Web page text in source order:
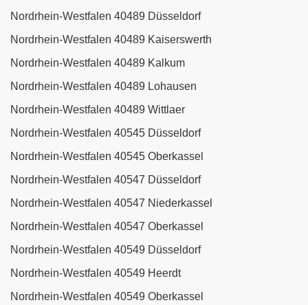
Nordrhein-Westfalen 40489 Düsseldorf
Nordrhein-Westfalen 40489 Kaiserswerth
Nordrhein-Westfalen 40489 Kalkum
Nordrhein-Westfalen 40489 Lohausen
Nordrhein-Westfalen 40489 Wittlaer
Nordrhein-Westfalen 40545 Düsseldorf
Nordrhein-Westfalen 40545 Oberkassel
Nordrhein-Westfalen 40547 Düsseldorf
Nordrhein-Westfalen 40547 Niederkassel
Nordrhein-Westfalen 40547 Oberkassel
Nordrhein-Westfalen 40549 Düsseldorf
Nordrhein-Westfalen 40549 Heerdt
Nordrhein-Westfalen 40549 Oberkassel